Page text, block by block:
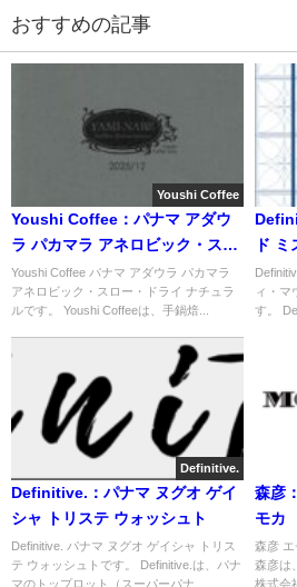
おすすめの記事
Youshi Coffee
Youshi Coffee：パナマ アダウ
ラ パカマラ アネロビック・スロ
ー・ドライ ナチュラル
Youshi Coffee パナマ アダウラ パカマラ
アネロビック・スロー・ドライ ナチュラ
ルです。 Youshi Coffeeは、手鍋焙...
ド ミ
ャ ナ
ィ・マ
す。
Definitive.
Definitive.：パナマ ヌグオ ゲイ
シャ トリステ ウォッシュト
Definitive. パナマ ヌグオ ゲイシャ トリス
テ ウォッシュトです。 Definitive.は、パナ
マのトップロット（スーパーパナ...
森彦
モカ
森彦 エ
森彦は
株式会